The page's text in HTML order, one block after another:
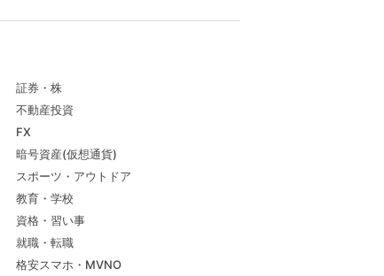
証券・株
不動産投資
FX
暗号資産(仮想通貨)
スポーツ・アウトドア
教育・学校
資格・習い事
就職・転職
格安スマホ・MVNO